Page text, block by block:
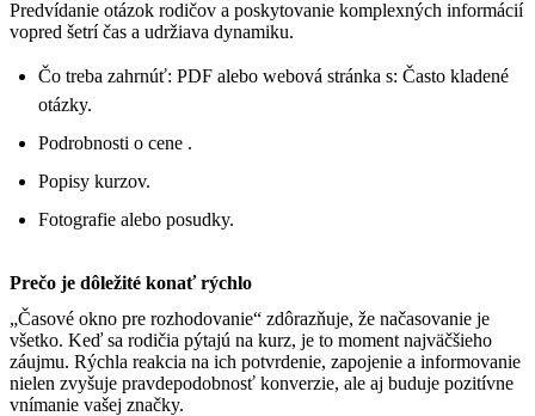
Predvídanie otázok rodičov a poskytovanie komplexných informácií
vopred šetrí čas a udržiava dynamiku.
Čo treba zahrnúť: PDF alebo webová stránka s: Často kladené
otázky.
Podrobnosti o cene .
Popisy kurzov.
Fotografie alebo posudky.
Prečo je dôležité konať rýchlo
„Časové okno pre rozhodovanie“ zdôrazňuje, že načasovanie je
všetko. Keď sa rodičia pýtajú na kurz, je to moment najväčšieho
záujmu. Rýchla reakcia na ich potvrdenie, zapojenie a informovanie
nielen zvyšuje pravdepodobnosť konverzie, ale aj buduje pozitívne
vnímanie vašej značky.